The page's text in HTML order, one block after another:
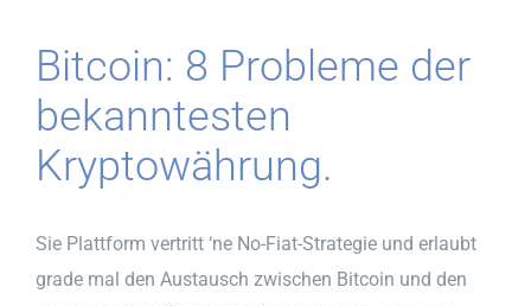
Bitcoin: 8 Probleme der
bekanntesten
Kryptowährung.
Sie Plattform vertritt ‘ne No-Fiat-Strategie und erlaubt
grade mal den Austausch zwischen Bitcoin und den